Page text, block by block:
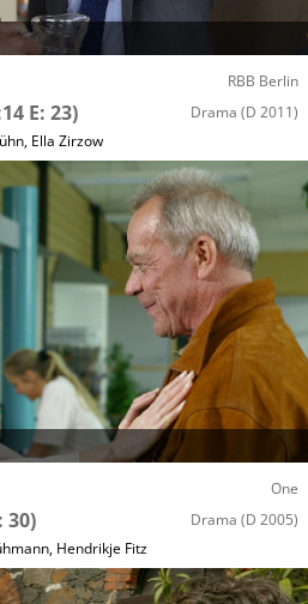
RBB Berlin
E: 23) Drama (D 2011)
, Ella Zirzow
One
30) Drama (D 2005)
, Hendrikje Fitz